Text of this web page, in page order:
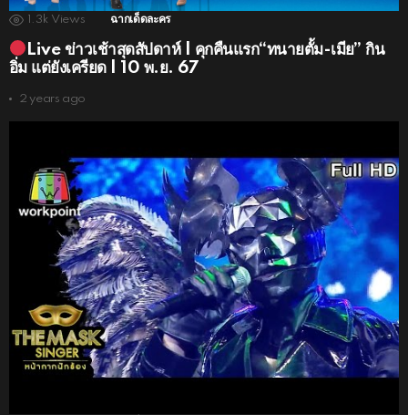
1.3k Views ฉากเด็ดละคร
Live ข่าวเช้าสุดสัปดาห์ | คุกคืนแรก“ทนายตั้ม-เมีย” กิน
อิ่ม แต่ยังเครียด | 10 พ.ย. 67
2 years ago